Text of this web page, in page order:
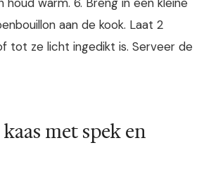
aan de kook. Laat 2
tot ze licht ingedikt is. Serveer de
met spek en